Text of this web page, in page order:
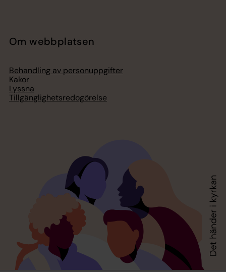
Om webbplatsen
Behandling av personuppgifter
Kakor
Lyssna
Tillgänglighetsredogörelse